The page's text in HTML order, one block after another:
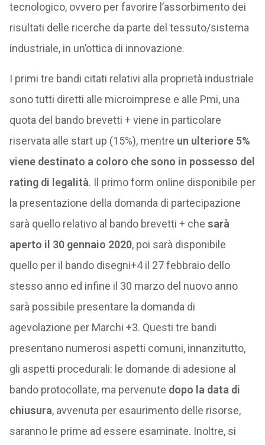
tecnologico, ovvero per favorire l’assorbimento dei
risultati delle ricerche da parte del tessuto/sistema
industriale, in un’ottica di innovazione.
I primi tre bandi citati relativi alla proprietà industriale
sono tutti diretti alle microimprese e alle Pmi, una
quota del bando brevetti + viene in particolare
riservata alle start up (15%), mentre un ulteriore 5%
viene destinato a coloro che sono in possesso del
rating di legalità. Il primo form online disponibile per
la presentazione della domanda di partecipazione
sarà quello relativo al bando brevetti + che sarà
aperto il 30 gennaio 2020, poi sarà disponibile
quello per il bando disegni+4 il 27 febbraio dello
stesso anno ed infine il 30 marzo del nuovo anno
sarà possibile presentare la domanda di
agevolazione per Marchi +3. Questi tre bandi
presentano numerosi aspetti comuni, innanzitutto,
gli aspetti procedurali: le domande di adesione al
bando protocollate, ma pervenute dopo la data di
chiusura, avvenuta per esaurimento delle risorse,
saranno le prime ad essere esaminate. Inoltre, si